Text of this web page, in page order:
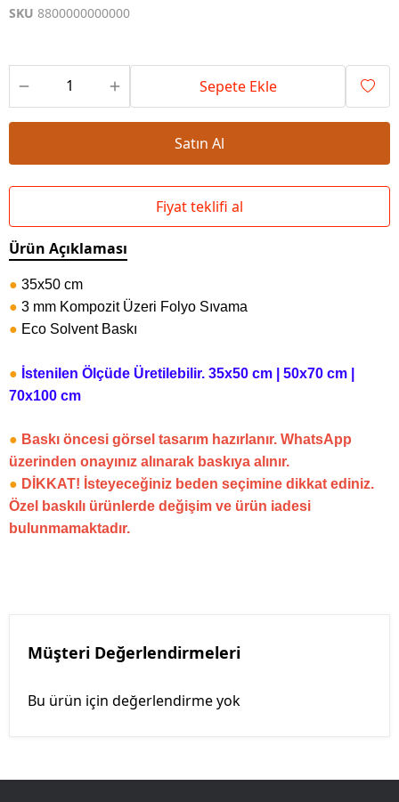
SKU 8800000000000
Sepete Ekle
Satın Al
Fiyat teklifi al
Ürün Açıklaması
● 35x50 cm
● 3 mm Kompozit Üzeri Folyo Sıvama
● Eco Solvent Baskı
● İstenilen Ölçüde Üretilebilir. 35x50 cm | 50x70 cm |
70x100 cm
● Baskı öncesi görsel tasarım hazırlanır. WhatsApp
üzerinden onayınız alınarak baskıya alınır.
● DİKKAT! İsteyeceğiniz beden seçimine dikkat ediniz.
Özel baskılı ürünlerde değişim ve ürün iadesi
bulunmamaktadır.
Müşteri Değerlendirmeleri
Bu ürün için değerlendirme yok